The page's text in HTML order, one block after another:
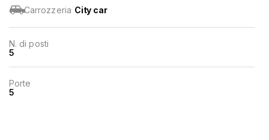
Carrozzeria City car
N. di posti
5
Porte
5